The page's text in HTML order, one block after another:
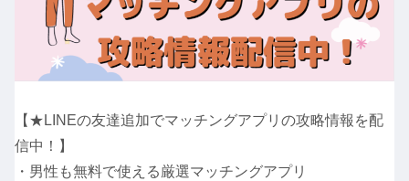
【★LINEの友達追加でマッチングアプリの攻略情報を配
信中！】
・男性も無料で使える厳選マッチングアプリ